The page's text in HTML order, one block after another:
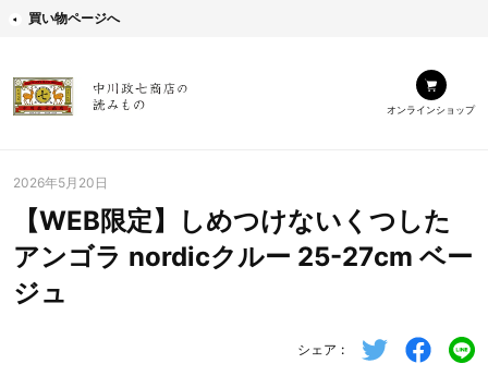
買い物ページへ
オンラインショップ
2026年5月20日
【WEB限定】しめつけないくつした
アンゴラ nordicクルー 25-27cm ベー
ジュ
シェア